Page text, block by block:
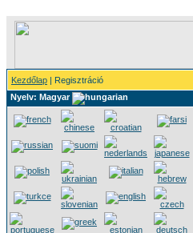
Kezdőlap | Regisztráció
Nyelv: Magyar